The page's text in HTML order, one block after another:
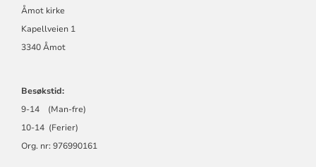
Åmot kirke
Kapellveien 1
3340 Åmot
Besøkstid:
9-14 (Man-fre)
10-14 (Ferier)
Org. nr: 976990161